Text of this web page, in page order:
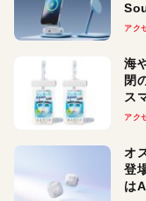
ー
アク
海
閉
ス
アク
オ
登
は